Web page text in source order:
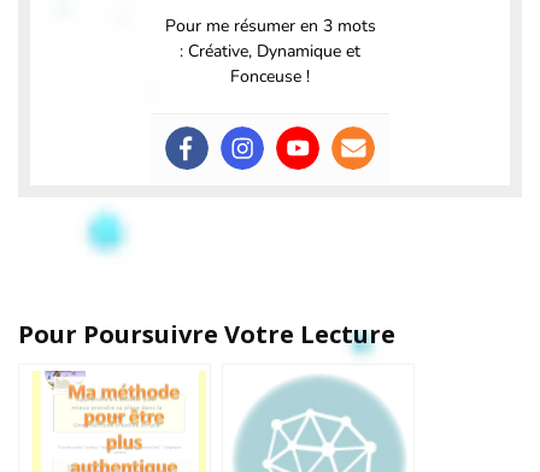
Pour me résumer en 3 mots
: Créative, Dynamique et
Fonceuse !
Pour Poursuivre Votre Lecture